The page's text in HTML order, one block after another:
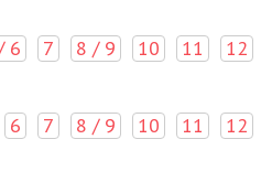
6 7 8 / 9 10 11 12
6 7 8 / 9 10 11 12